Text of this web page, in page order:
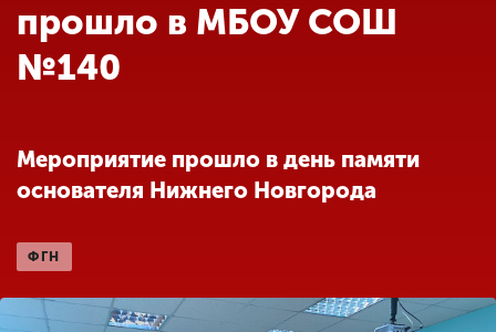
Обучение
Международная
Другие виды
деятельности
прошло в МБОУ СОШ
№140
Мероприятие прошло в день памяти
основателя Нижнего Новгорода
ФГН